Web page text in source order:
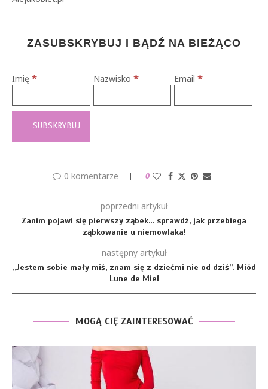
ZASUBSKRYBUJ I BĄDŹ NA BIEŻĄCO
Imię * Nazwisko * Email*
0 komentarze 0
poprzedni artykuł
Zanim pojawi się pierwszy ząbek… sprawdź, jak przebiega
ząbkowanie u niemowlaka!
następny artykuł
„Jestem sobie mały miś, znam się z dziećmi nie od dziś”. Miód
Lune de Miel
MOGĄ CIĘ ZAINTERESOWAĆ